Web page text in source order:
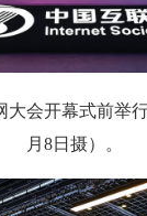
大会开幕式前举
月8日摄）。